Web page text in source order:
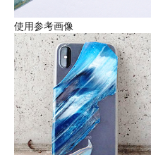
使用参考画像